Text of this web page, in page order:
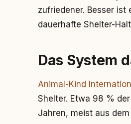
zufriedener. Besser ist
dauerhafte Shelter-
Das System
Animal-Kind
Shelter. Etwa 98 %
Jahren, meist aus